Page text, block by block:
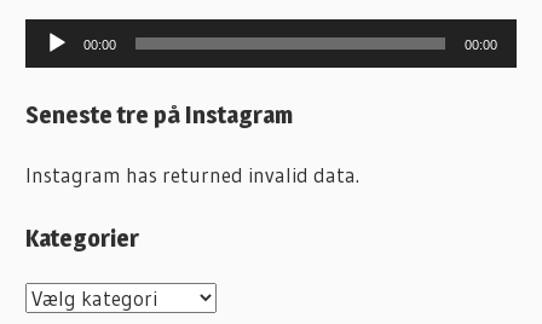
Lydafspiller
00:00 00:00
Seneste tre på Instagram
Instagram has returned invalid data.
Kategorier
K